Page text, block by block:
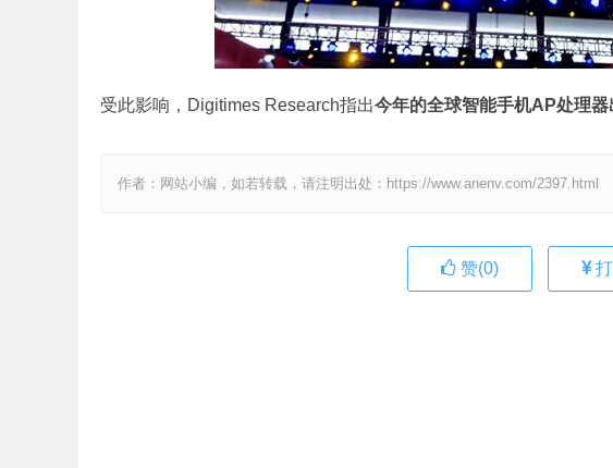
受此影响，Digitimes Research指出今年的全球智能手机AP处理器
作者：网站小编，如若转载，请注明出处：https://www.anenv.com/2397.html
赞(0)